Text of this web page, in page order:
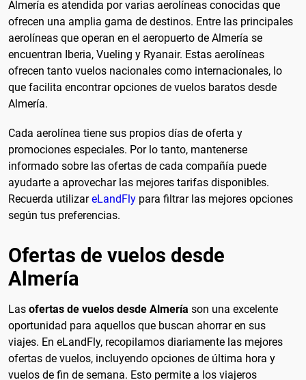
Almería es atendida por varias aerolíneas conocidas que
ofrecen una amplia gama de destinos. Entre las principales
aerolíneas que operan en el aeropuerto de Almería se
encuentran Iberia, Vueling y Ryanair. Estas aerolíneas
ofrecen tanto vuelos nacionales como internacionales, lo
que facilita encontrar opciones de vuelos baratos desde
Almería.
Cada aerolínea tiene sus propios días de oferta y
promociones especiales. Por lo tanto, mantenerse
informado sobre las ofertas de cada compañía puede
ayudarte a aprovechar las mejores tarifas disponibles.
Recuerda utilizareLandFly para filtrar las mejores opciones
según tus preferencias.
Ofertas de vuelos desde
Almería
Las ofertas de vuelos desde Almería son una excelente
oportunidad para aquellos que buscan ahorrar en sus
viajes. En eLandFly, recopilamos diariamente las mejores
ofertas de vuelos, incluyendo opciones de última hora y
vuelos de fin de semana. Esto permite a los viajeros